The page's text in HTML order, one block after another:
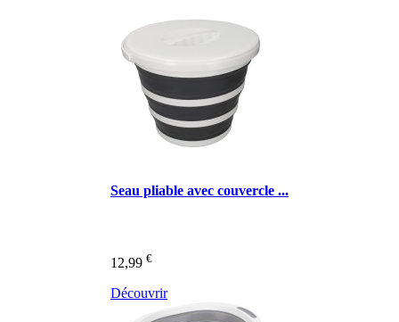
Seau pliable avec couvercle ...
12,99 €
Découvrir